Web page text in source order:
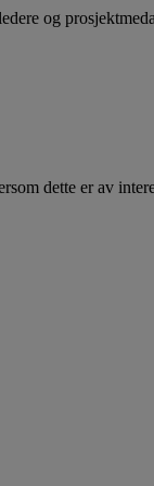
og
dette er av